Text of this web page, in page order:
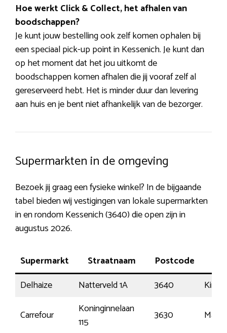
Hoe werkt Click & Collect, het afhalen van
boodschappen?
Je kunt jouw bestelling ook zelf komen ophalen bij
een speciaal pick-up point in Kessenich. Je kunt dan
op het moment dat het jou uitkomt de
boodschappen komen afhalen die jij vooraf zelf al
gereserveerd hebt. Het is minder duur dan levering
aan huis en je bent niet afhankelijk van de bezorger.
Supermarkten in de omgeving
Bezoek jij graag een fysieke winkel? In de bijgaande
tabel bieden wij vestigingen van lokale supermarkten
in en rondom Kessenich (3640) die open zijn in
augustus 2026.
Supermarkt Straatnaam Postcode
Delhaize
Natterveld 1A 3640
Carrefour
Koninginnelaan
115
3630